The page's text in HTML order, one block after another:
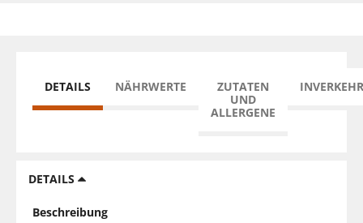
DETAILS NÄHRWERTE
ZUTATEN
UND
ALLERGENE
DETAILS
Beschreibung